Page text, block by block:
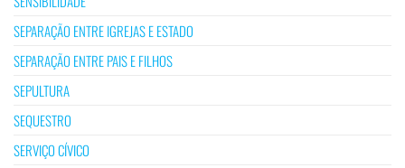
SEPARAÇÃO ENTRE IGREJAS E ESTADO
SEPARAÇÃO ENTRE PAIS E FILHOS
SEPULTURA
SEQUESTRO
SERVIÇO CÍVICO